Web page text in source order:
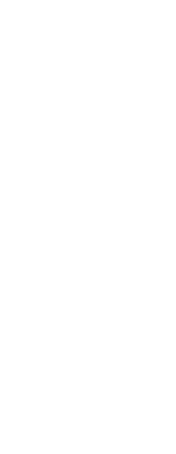
实抗，虽引发哗然，却获赏识调任
家蒙羞，张謇虽高中状元，却渴
光和黄鹰等人开始筹备建立冀南银
。鹿鸣村开了锅，村民大骂麦香